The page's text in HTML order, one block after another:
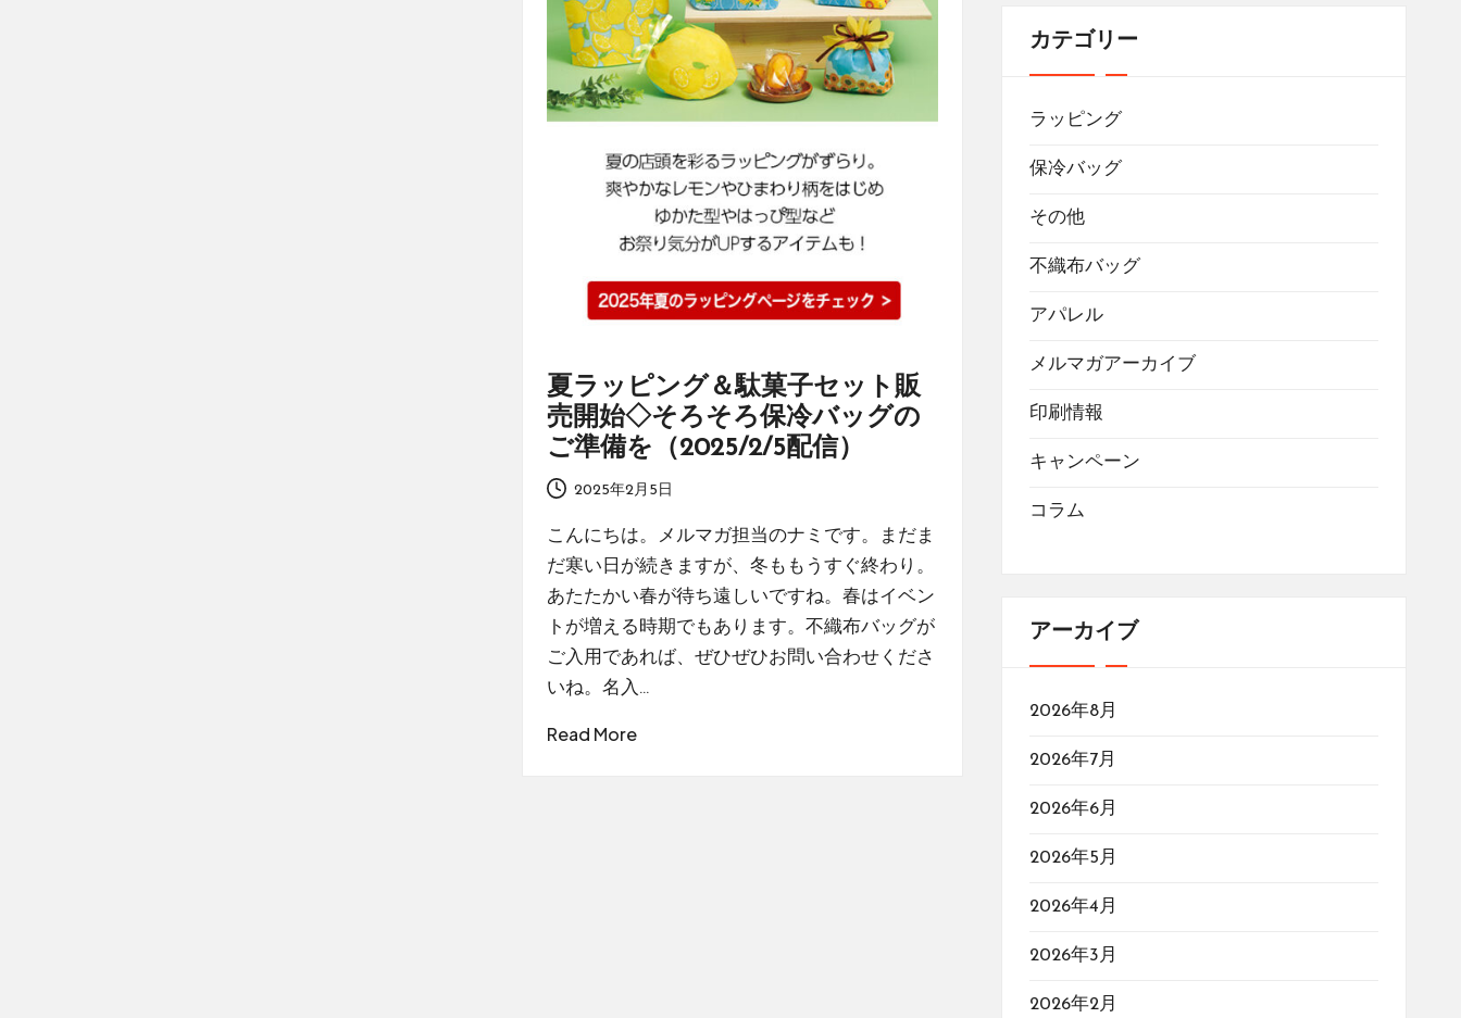
夏ラッピング＆駄菓子セット販
売開始◇そろそろ保冷バッグの
ご準備を（2025/2/5配信）
2025年2月5日
こんにちは。メルマガ担当のナミです。まだま
だ寒い日が続きますが、冬ももうすぐ終わり。
あたたかい春が待ち遠しいですね。春はイベン
トが増える時期でもあります。不織布バッグが
ご入用であれば、ぜひぜひお問い合わせくださ
いね。名入…
Read More
カテゴリー
ラッピング
保冷バッグ
その他
不織布バッグ
アパレル
メルマガアーカイブ
印刷情報
キャンペーン
コラム
アーカイブ
2026年8月
2026年7月
2026年6月
2026年5月
2026年4月
2026年3月
2026年2月